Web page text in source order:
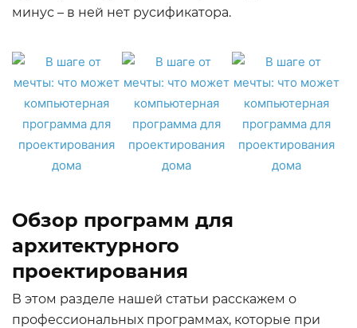
минус – в ней нет русификатора.
Обзор программ для
архитектурного
проектирования
В этом разделе нашей статьи расскажем о
профессиональных программах, которые при